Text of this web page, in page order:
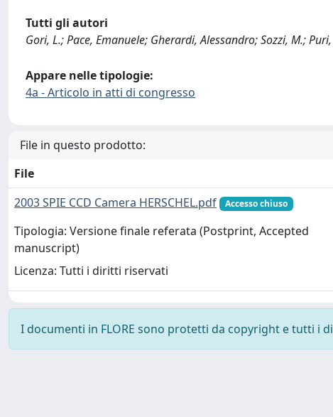
Tutti gli autori
Gori, L.; Pace, Emanuele; Gherardi, Alessandro; Sozzi, M.; Puri,
Appare nelle tipologie:
4a - Articolo in atti di congresso
File in questo prodotto:
File
2003 SPIE CCD Camera HERSCHEL.pdf
Accesso chiuso
Tipologia: Versione finale referata (Postprint, Accepted
manuscript)
Licenza: Tutti i diritti riservati
I documenti in FLORE sono protetti da copyright e tutti i